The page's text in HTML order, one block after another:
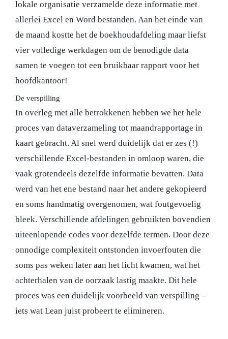
lokale organisatie verzamelde deze informatie met
allerlei Excel en Word bestanden. Aan het einde van
de maand kostte het de boekhoudafdeling maar liefst
vier volledige werkdagen om de benodigde data
samen te voegen tot een bruikbaar rapport voor het
hoofdkantoor!
De verspilling
In overleg met alle betrokkenen hebben we het hele
proces van dataverzameling tot maandrapportage in
kaart gebracht. Al snel werd duidelijk dat er zes (!)
verschillende Excel-bestanden in omloop waren, die
vaak grotendeels dezelfde informatie bevatten. Data
werd van het ene bestand naar het andere gekopieerd
en soms handmatig overgenomen, wat foutgevoelig
bleek. Verschillende afdelingen gebruikten bovendien
uiteenlopende codes voor dezelfde termen. Door deze
onnodige complexiteit ontstonden invoerfouten die
soms pas weken later aan het licht kwamen, wat het
achterhalen van de oorzaak lastig maakte. Dit hele
proces was een duidelijk voorbeeld van verspilling –
iets wat Lean juist probeert te elimineren.